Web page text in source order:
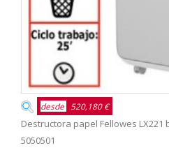
desde 520,180 €
Destructora papel Fellowes
5050501